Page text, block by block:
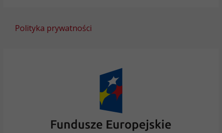
Polityka prywatności